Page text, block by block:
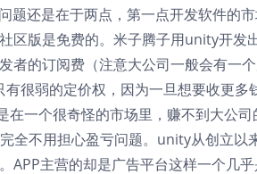
题还是在于两点，第一点开发软件的
区版是免费的。米子腾子用unity开
者的订阅费（注意大公司一般会有一
很弱的定价权，因为一旦想要收更
在一个很奇怪的市场里，赚不到大公
全不用担心盈亏问题。unity从创立以
APP主营的却是广告平台这样一个几